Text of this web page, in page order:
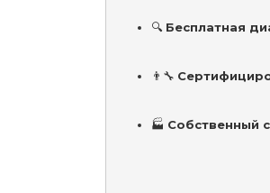
🔍 Бесплатная
👨‍🔧
🏭 Собственный